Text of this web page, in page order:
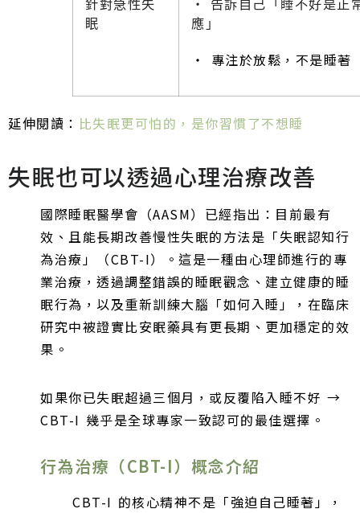
針對急性失
眠
‧ 告訴自己「睡不好是正
應」
‧ 專注於放鬆，不是睡著
延伸閱讀： 比失眠更可怕的，是你習慣了不想睡
失眠也可以透過心理治療改善
國際睡眠醫學會（AASM）已經指出：目前最有
效、且能長期改善慢性失眠的方法是「失眠認知行
為治療」（CBT-I）。這是一種由心理師進行的專
業治療，透過調整錯誤的睡眠觀念、建立健康的睡
眠行為，以及重新訓練大腦「如何入睡」，在臨床
研究中被證實比安眠藥具有更長期、更加穩定的效
果。
如果你已失眠超過三個月，或反覆陷入睡不好 →
CBT-I 幾乎是全球專家一致認可的最佳選擇。
行為治療（CBT-I）概念介紹
CBT-I 的核心精神不是「強迫自己睡著」，